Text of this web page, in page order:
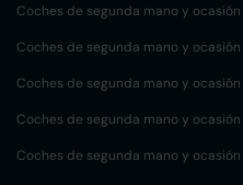
Coches de segunda mano y ocasión
Coches de segunda mano y ocasión
Coches de segunda mano y ocasión
Coches de segunda mano y ocasión
Coches de segunda mano y ocasión